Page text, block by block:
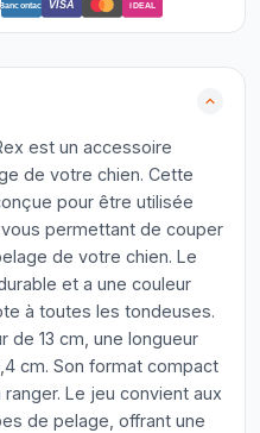
Bancontact VISA iDEAL
est un accessoire
de votre chien. Cette
pour être utilisée
permettant de couper
de votre chien. Le
et a une couleur
à toutes les tondeuses.
de 13 cm, une longueur
cm. Son format compact
Le jeu convient aux
de pelage, offrant une